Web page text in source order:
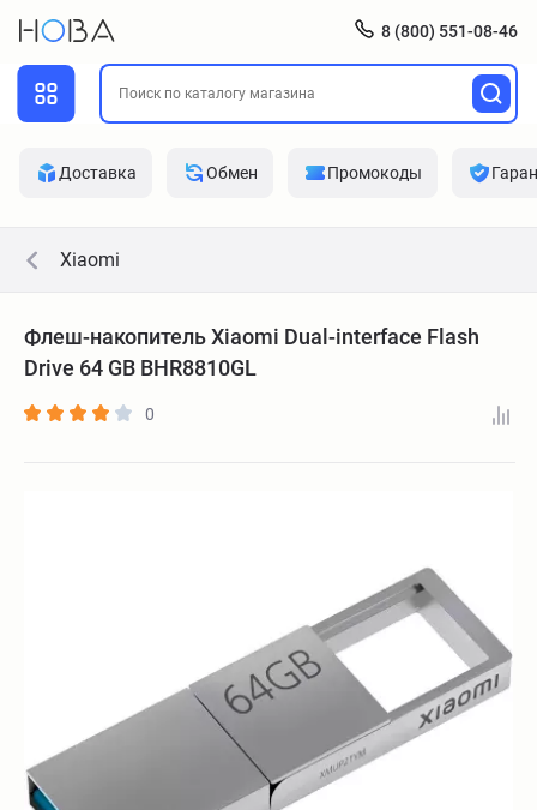
8 (800) 551-08-46
Доставка Обмен Промокоды
Xiaomi
Флеш-накопитель Xiaomi Dual-interface Flash
Drive 64 GB BHR8810GL
0